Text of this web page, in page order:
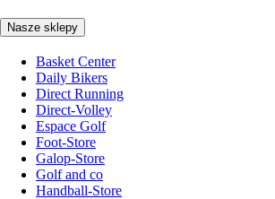
Nasze sklepy
Basket Center
Daily Bikers
Direct Running
Direct-Volley
Espace Golf
Foot-Store
Galop-Store
Golf and co
Handball-Store